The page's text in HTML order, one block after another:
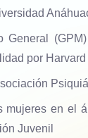
General
por
mujeres en el
Juvenil